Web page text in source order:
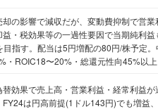
却の影響で減収だが、変動費抑制で営
・税効果等の一過性要因で当期純利
指す。配当は5円増配の80円/株予定
・ROIC18〜20%・総還元性向45%以上
効果で売上高・営業利益・経常利益
は円高前提(1ドル143円)でも増益